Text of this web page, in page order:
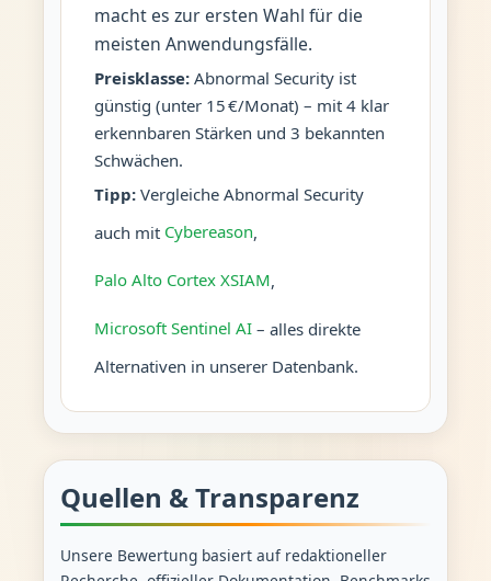
macht es zur ersten Wahl für die
meisten Anwendungsfälle.
Preisklasse:Abnormal Security ist
günstig (unter 15 €/Monat) – mit 4 klar
erkennbaren Stärken und 3 bekannten
Schwächen.
Tipp:Vergleiche Abnormal Security
auch mit Cybereason,
Palo Alto Cortex XSIAM,
Microsoft Sentinel AI– alles direkte
Alternativen in unserer Datenbank.
Quellen & Transparenz
Unsere Bewertung basiert auf redaktioneller